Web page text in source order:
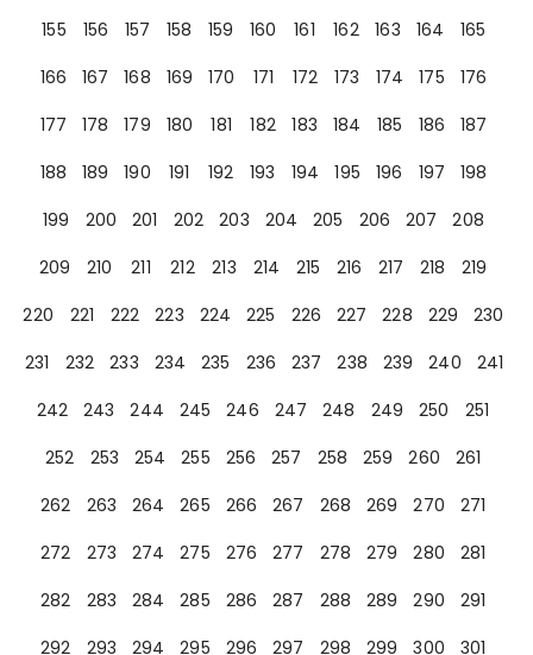
155
156 157 158 159 160 161 162 163 164
165
166
167 168 169 170 171 172 173 174 175
176
177
178 179 180 181 182 183 184 185 186
187
188
189 190 191 192 193 194 195 196 197
198
199
200 201 202 203 204 205 206 207
208
209
210 211 212 213 214 215 216 217 218
219
220
221 222 223 224 225 226 227 228 229
230
231
232 233 234 235 236 237 238 239 240
241
242
243 244 245 246 247 248 249 250
251
252
253 254 255 256 257 258 259 260
261
262
263 264 265 266 267 268 269 270
271
272
273 274 275 276 277 278 279 280
281
282
283 284 285 286 287 288 289 290
291
292
293 294 295 296 297 298 299 300 301